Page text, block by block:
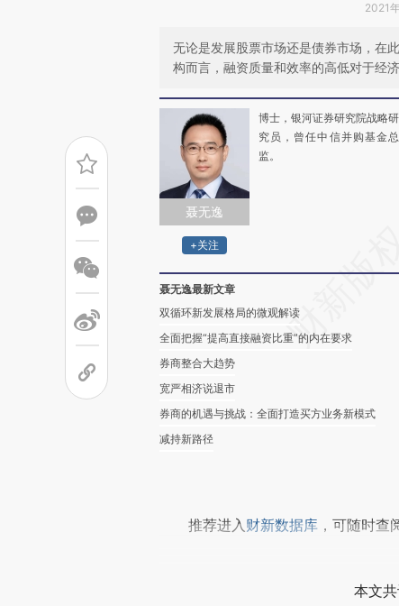
2021
无论是发展股票市场还是债券市场，在
构而言，融资质量和效率的高低对于经
聂无逸
+关注
博士，银河证券研究院战略研
究员，曾任中信并购基金总
监。
聂无逸最新文章
双循环新发展格局的微观解读
全面把握“提高直接融资比重”的内在要求
券商整合大趋势
宽严相济说退市
券商的机遇与挑战：全面打造买方业务新模式
减持新路径
推荐进入 财新数据库 ，可随时查
本文